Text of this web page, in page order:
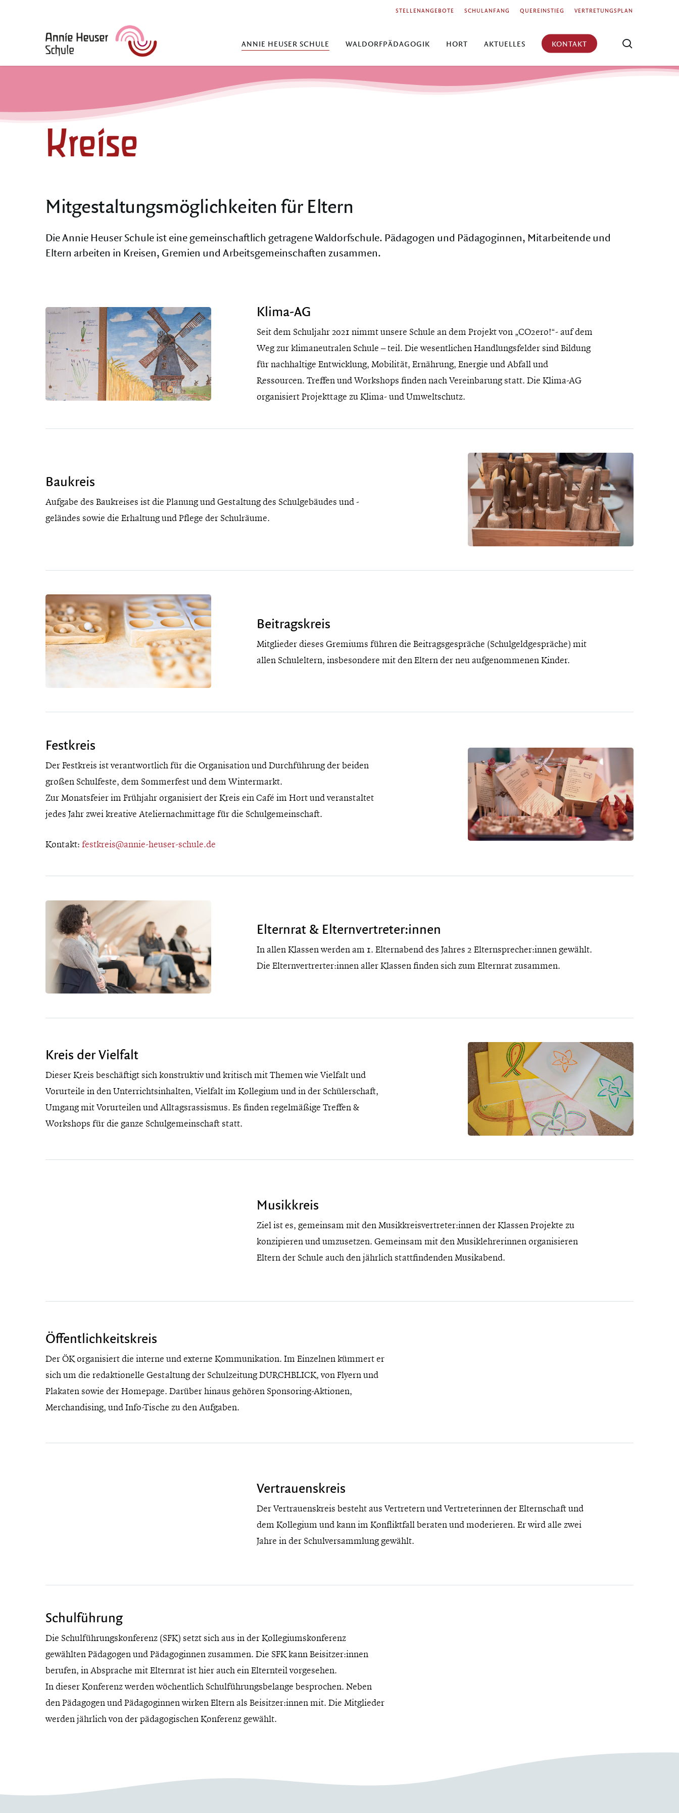
STELLENANGEBOTE SCHULANFANG QUEREINSTIEG VERTRETUNGSPLAN
Mit Eingabetaste Suche starten oder mit ESC abbrechen
ANNIE HEUSER SCHULE WALDORFPÄDAGOGIK HORT AKTUELLES KONTAKT
Kreise
Mitgestaltungsmöglich­keiten für Eltern
Die Annie Heuser Schule ist eine gemeinschaftlich getragene Waldorfschule. Pädagogen und Pädagoginnen, Mitarbeitende und
Eltern arbeiten in Kreisen, Gremien und Arbeitsgemeinschaften zusammen.
Klima-AG
Seit dem Schuljahr 2021 nimmt unsere Schule an dem Projekt von „CO2ero!“- auf dem
Weg zur klimaneutralen Schule – teil. Die wesentlichen Handlungsfelder sind Bildung
für nachhaltige Entwicklung, Mobilität, Ernährung, Energie und Abfall und
Ressourcen. Treffen und Workshops finden nach Vereinbarung statt. Die Klima-AG
organisiert Projekttage zu Klima- und Umweltschutz.
Baukreis
Aufgabe des Baukreises ist die Planung und Gestaltung des Schulgebäudes und -
geländes sowie die Erhaltung und Pflege der Schulräume.
Beitragskreis
Mitglieder dieses Gremiums führen die Beitragsgespräche (Schulgeldgespräche) mit
allen Schuleltern, insbesondere mit den Eltern der neu aufgenommenen Kinder.
Festkreis
Der Festkreis ist verantwortlich für die Organisation und Durchführung der beiden
großen Schulfeste, dem Sommerfest und dem Wintermarkt.
Zur Monatsfeier im Frühjahr organisiert der Kreis ein Café im Hort und veranstaltet
jedes Jahr zwei kreative Ateliernachmittage für die Schulgemeinschaft.
Kontakt:festkreis@annie-heuser-schule.de
Elternrat & Elternvertreter:innen
In allen Klassen werden am 1. Elternabend des Jahres 2 Elternsprecher:innen gewählt.
Die Elternvertrerter:innen aller Klassen finden sich zum Elternrat zusammen.
Kreis der Vielfalt
Dieser Kreis beschäftigt sich konstruktiv und kritisch mit Themen wie Vielfalt und
Vorurteile in den Unterrichtsinhalten, Vielfalt im Kollegium und in der Schülerschaft,
Umgang mit Vorurteilen und Alltagsrassismus. Es finden regelmäßige Treffen &
Workshops für die ganze Schulgemeinschaft statt.
Musikkreis
Ziel ist es, gemeinsam mit den Musikkreisvertreter:innen der Klassen Projekte zu
konzipieren und umzusetzen. Gemeinsam mit den Musiklehrerinnen organisieren
Eltern der Schule auch den jährlich stattfindenden Musikabend.
Öffentlichkeitskreis
Der ÖK organisiert die interne und externe Kommunikation. Im Einzelnen kümmert er
sich um die redaktionelle Gestaltung der Schulzeitung DURCHBLICK, von Flyern und
Plakaten sowie der Homepage. Darüber hinaus gehören Sponsoring-Aktionen,
Merchandising, und Info-Tische zu den Aufgaben.
Vertrauenskreis
Der Vertrauenskreis besteht aus Vertretern und Vertreterinnen der Elternschaft und
dem Kollegium und kann im Konfliktfall beraten und moderieren. Er wird alle zwei
Jahre in der Schulversammlung gewählt.
Schulführung
Die Schulführungskonferenz (SFK) setzt sich aus in der Kollegiumskonferenz
gewählten Pädagogen und Pädagoginnen zusammen. Die SFK kann Beisitzer:innen
berufen, in Absprache mit Elternrat ist hier auch ein Elternteil vorgesehen.
In dieser Konferenz werden wöchentlich Schulführungsbelange besprochen. Neben
den Pädagogen und Pädagoginnen wirken Eltern als Beisitzer:innen mit. Die Mitglieder
werden jährlich von der pädagogischen Konferenz gewählt.